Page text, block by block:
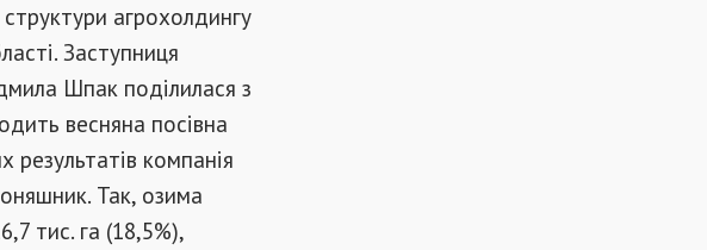
агрохолдингу
Заступниця
Шпак поділилася з
весняна посівна
результатів компанія
Так, озима
тис. га (18,5%),